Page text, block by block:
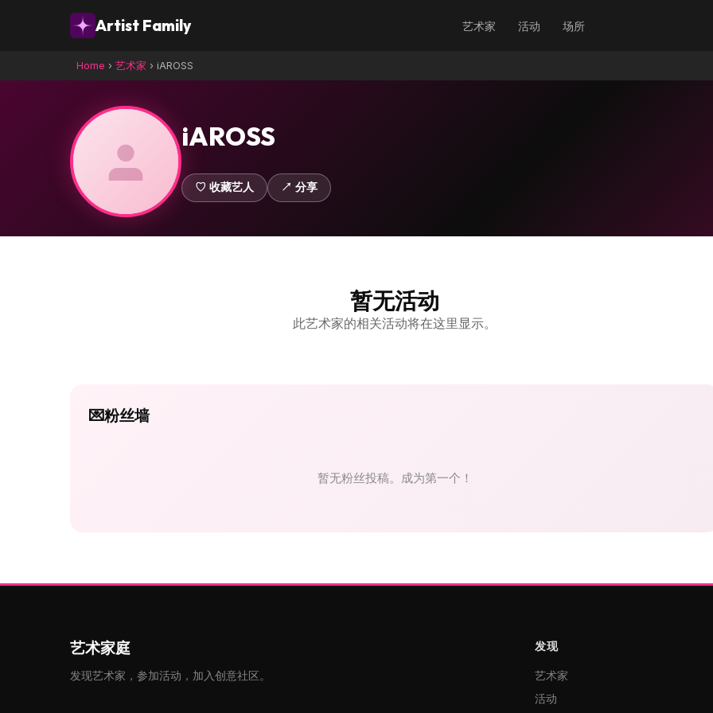
Artist Family 艺术家 活动 场所
Home › 艺术家 › iAROSS
iAROSS
♡ 收藏艺人 ↗ 分享
暂无活动
此艺术家的相关活动将在这里显示。
💌粉丝墙
暂无粉丝投稿。成为第一个！
艺术家庭
发现艺术家，参加活动，加入创意社区。
发现
艺术家
活动